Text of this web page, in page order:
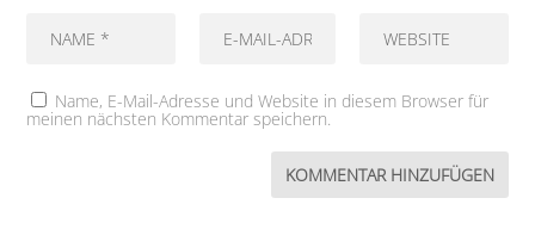
Name, E-Mail-Adresse und Website in diesem Browser für
meinen nächsten Kommentar speichern.